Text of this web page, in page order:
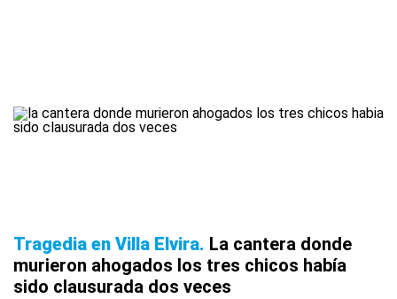
Tragedia en Villa Elvira La cantera donde
murieron ahogados los tres chicos había
sido clausurada dos veces